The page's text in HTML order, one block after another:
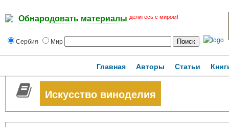
Обнародовать материалы делитесь с миром!
Сербия Мир
Главная Авторы Статьи
Искусство виноделия